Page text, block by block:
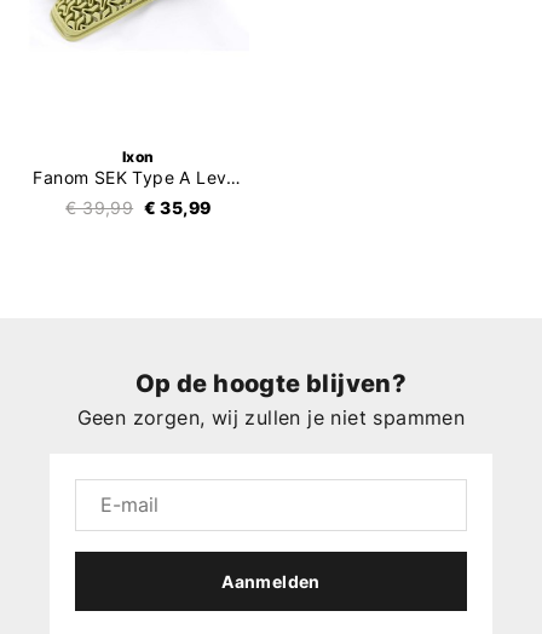
Ixon
Fanom SEK Type A Level 1
€ 39,99 € 35,99
Op de hoogte blijven?
Geen zorgen, wij zullen je niet spammen
Aanmelden